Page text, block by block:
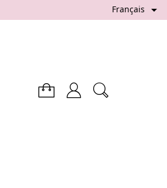
Français 